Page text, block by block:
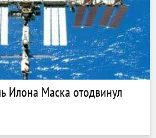
Илона Маска отодвинул